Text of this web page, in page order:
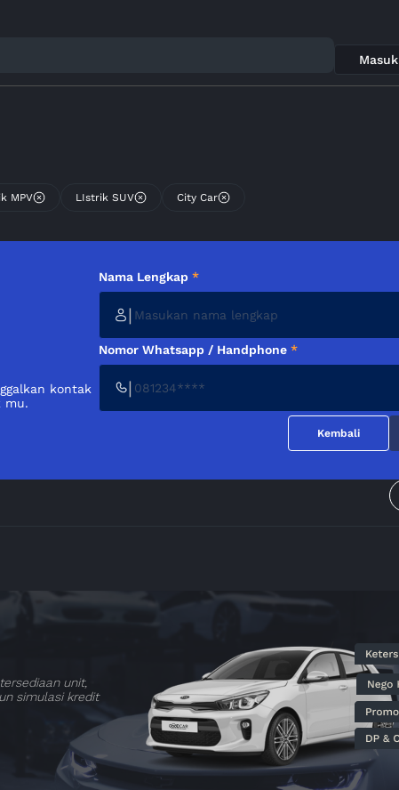
Masuk
MPV LIstrik SUV City Car
kontak
mu.
Nama Lengkap *
|
Nomor Whatsapp / Handphone *
|
Kembali
unit,
simulasi kredit